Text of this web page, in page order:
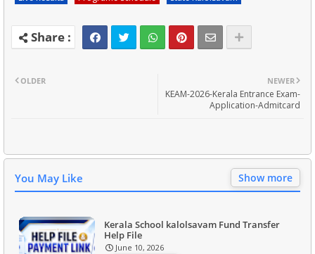
NEWER
KEAM-2026-Kerala Entrance Exam-
Application-Admitcard
OLDER
You May Like Show more
Kerala School kalolsavam Fund Transfer
Help File
June 10, 2026